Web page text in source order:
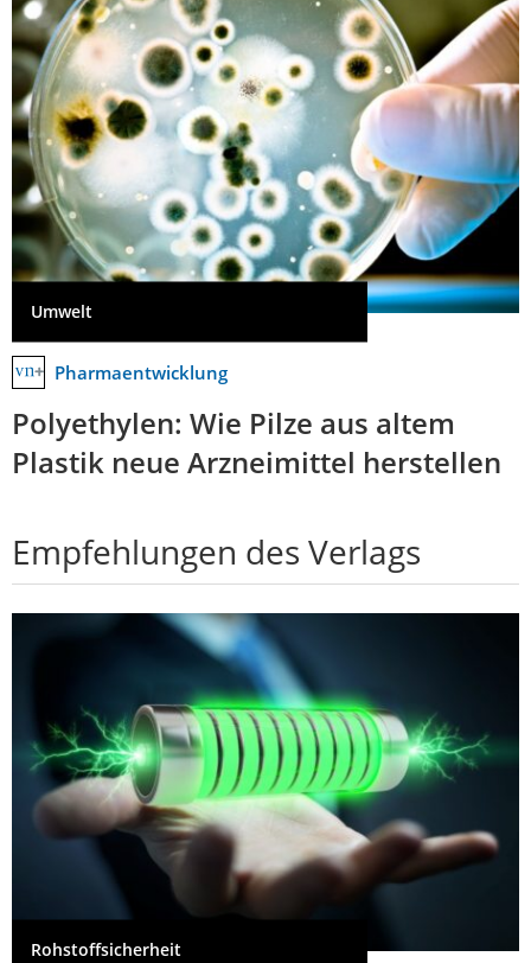
Umwelt
Pharmaentwicklung
Polyethylen: Wie Pilze aus altem
Plastik neue Arzneimittel herstellen
Empfehlungen des Verlags
Rohstoffsicherheit